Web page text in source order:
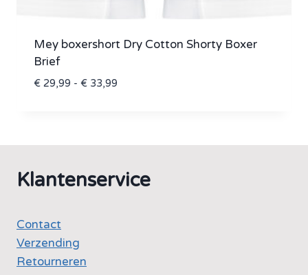
Mey boxershort Dry Cotton Shorty Boxer
Brief
€29,99 - €33,99Prijsklasse:
Klantenservice
Contact
Verzending
Retourneren